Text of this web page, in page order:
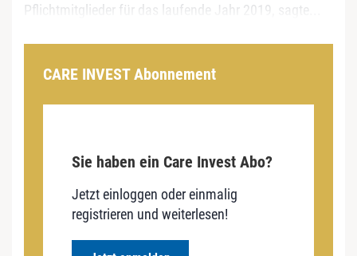
Pflichtmitglieder für das laufende Jahr 2019, sagte...
CARE INVEST Abonnement
Sie haben ein Care Invest Abo?
Jetzt einloggen oder einmalig
registrieren und weiterlesen!